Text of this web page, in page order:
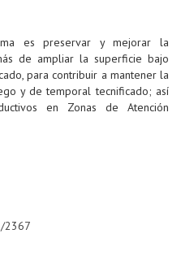
es preservar y mejorar la
de ampliar la superficie bajo
para contribuir a mantener la
y de temporal tecnificado; así
en Zonas de Atención
2367